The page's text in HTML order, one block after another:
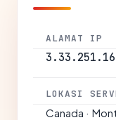
ALAMAT IP
LOKASI
Canada ·